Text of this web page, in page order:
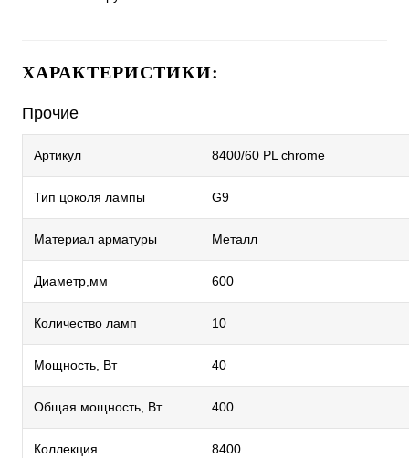
ХАРАКТЕРИСТИКИ:
Прочие
Артикул 8400/60 PL chrome
Тип цоколя лампы G9
Материал арматуры Металл
Диаметр,мм 600
Количество ламп 10
Мощность, Вт 40
Общая мощность, Вт 400
Коллекция 8400